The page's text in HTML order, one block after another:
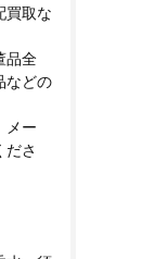
買取な
品全
などの
メー
ださ